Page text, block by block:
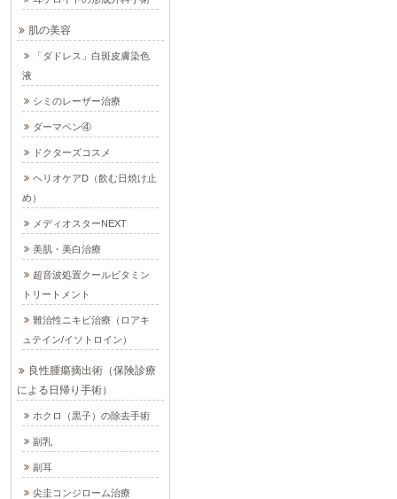
肌の美容
「ダドレス」白斑皮膚染色
液
シミのレーザー治療
ダーマペン④
ドクターズコスメ
ヘリオケアD（飲む日焼け止
め）
メディオスターNEXT
美肌・美白治療
超音波処置クールビタミン
トリートメント
難治性ニキビ治療（ロアキ
ュテイン/イソトロイン）
良性腫瘍摘出術（保険診療
による日帰り手術）
ホクロ（黒子）の除去手術
副乳
副耳
尖圭コンジローム治療